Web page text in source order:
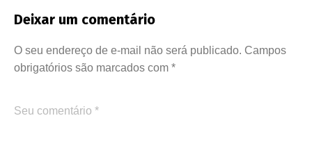
Deixar um comentário
O seu endereço de e-mail não será publicado. Campos
obrigatórios são marcados com *